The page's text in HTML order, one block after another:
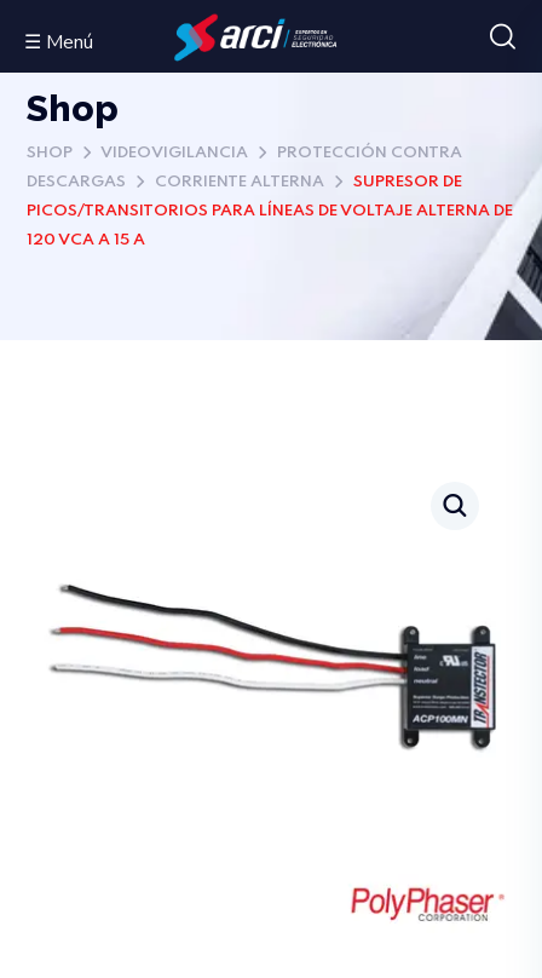
☰ Menú
Shop
SHOP VIDEOVIGILANCIA
PROTECCIÓN CONTRA
DESCARGAS
CORRIENTE ALTERNA
SUPRESOR DE
PICOS/TRANSITORIOS PARA LÍNEAS DE VOLTAJE ALTERNA DE
120 VCA A 15 A